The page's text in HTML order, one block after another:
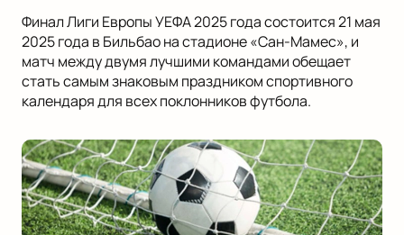
Финал Лиги Европы УЕФА 2025 года состоится 21 мая
2025 года в Бильбао на стадионе «Сан-Мамес», и
матч между двумя лучшими командами обещает
стать самым знаковым праздником спортивного
календаря для всех поклонников футбола.